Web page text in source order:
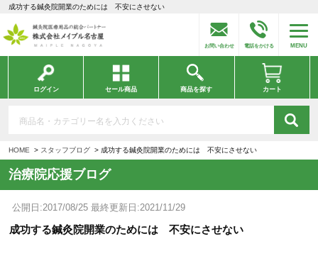
成功する鍼灸院開業のためには 不安にさせない
お問い合わせ 電話をかける MENU
ログイン セール商品 商品を探す カート
HOME スタッフブログ 成功する鍼灸院開業のためには 不安にさせない
治療院応援ブログ
公開日:2017/08/25 最終更新日:2021/11/29
成功する鍼灸院開業のためには 不安にさせない